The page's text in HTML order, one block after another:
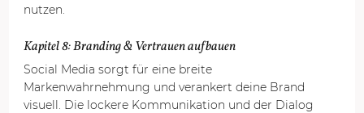
nutzen.
Kapitel 8: Branding & Vertrauen aufbauen
Social Media sorgt für eine breite
Markenwahrnehmung und verankert deine Brand
visuell. Die lockere Kommunikation und der Dialog